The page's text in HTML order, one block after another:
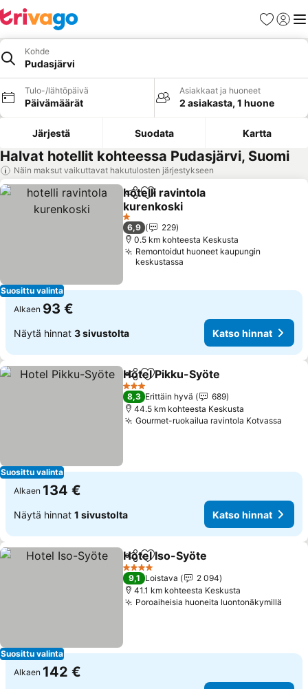
Suosikit
Kohde
Pudasjärvi
Tulo-/lähtöpäivä
Päivämäärät
Asiakkaat ja huoneet
2 asiakasta, 1 huone
Järjestä Suodata Kartta
Halvat hotellit kohteessa Pudasjärvi, Suomi
Näin maksut vaikuttavat hakutulosten järjestykseen
Suosittu valinta
Jaa Lisää suosikkeihin
hotelli ravintola
kurenkoski
Katso hinnat
1 Tähtiluokitus
6,9
229
0.5 km kohteesta Keskusta
Remontoidut huoneet kaupungin
keskustassa
Alkaen 93 €
Näytä hinnat 3 sivustolta Katso hinnat
Suosittu valinta
Jaa Lisää suosikkeihin
Hotel Pikku-Syöte
3 Tähtiluokitus
8,3 Erittäin hyvä
689
44.5 km kohteesta Keskusta
Gourmet-ruokailua ravintola Kotvassa
Alkaen 134 €
Näytä hinnat 1 sivustolta Katso hinnat
Suosittu valinta
Jaa Lisää suosikkeihin
Hotel Iso-Syöte
4 Tähtiluokitus
9,1 Loistava
2 094
41.1 km kohteesta Keskusta
Poroaiheisia huoneita luontonäkymillä
Alkaen 142 €